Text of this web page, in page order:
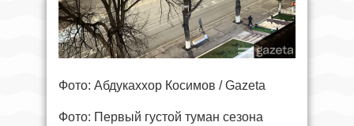
Фото: Абдукаххор Косимов / Gazeta
Фото: Первый густой туман сезона